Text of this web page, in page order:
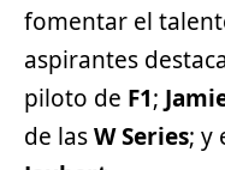
fomentar el
aspirantes
piloto de F1;
de lasW Series; y